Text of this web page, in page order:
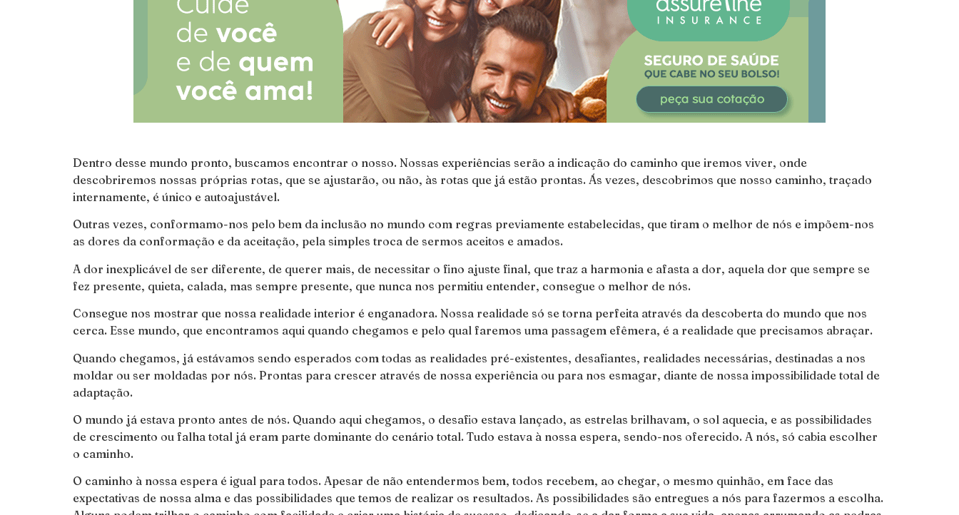
Dentro desse mundo pronto, buscamos encontrar o nosso. Nossas experiências serão a indicação do caminho que iremos viver, onde
descobriremos nossas próprias rotas, que se ajustarão, ou não, às rotas que já estão prontas. Ás vezes, descobrimos que nosso caminho, traçado
internamente, é único e autoajustável.
Outras vezes, conformamo-nos pelo bem da inclusão no mundo com regras previamente estabelecidas, que tiram o melhor de nós e impõem-nos
as dores da conformação e da aceitação, pela simples troca de sermos aceitos e amados.
A dor inexplicável de ser diferente, de querer mais, de necessitar o fino ajuste final, que traz a harmonia e afasta a dor, aquela dor que sempre se
fez presente, quieta, calada, mas sempre presente, que nunca nos permitiu entender, consegue o melhor de nós.
Consegue nos mostrar que nossa realidade interior é enganadora. Nossa realidade só se torna perfeita através da descoberta do mundo que nos
cerca. Esse mundo, que encontramos aqui quando chegamos e pelo qual faremos uma passagem efêmera, é a realidade que precisamos abraçar.
Quando chegamos, já estávamos sendo esperados com todas as realidades pré-existentes, desafiantes, realidades necessárias, destinadas a nos
moldar ou ser moldadas por nós. Prontas para crescer através de nossa experiência ou para nos esmagar, diante de nossa impossibilidade total de
adaptação.
O mundo já estava pronto antes de nós. Quando aqui chegamos, o desafio estava lançado, as estrelas brilhavam, o sol aquecia, e as possibilidades
de crescimento ou falha total já eram parte dominante do cenário total. Tudo estava à nossa espera, sendo-nos oferecido. A nós, só cabia escolher
o caminho.
O caminho à nossa espera é igual para todos. Apesar de não entendermos bem, todos recebem, ao chegar, o mesmo quinhão, em face das
expectativas de nossa alma e das possibilidades que temos de realizar os resultados. As possibilidades são entregues a nós para fazermos a escolha.